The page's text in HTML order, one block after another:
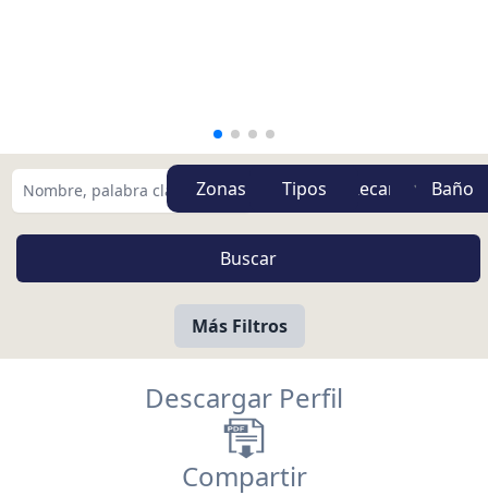
Zonas Tipos
Más Filtros
Descargar Perfil
Compartir